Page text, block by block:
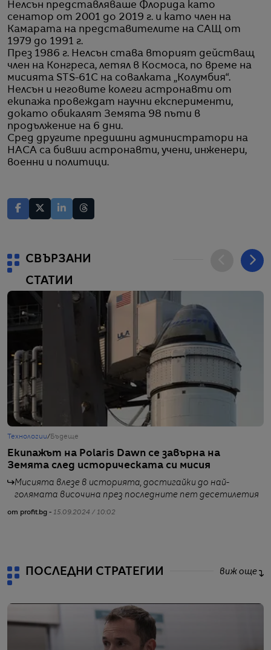
Нелсън представляваше Флорида като
сенатор от 2001 до 2019 г. и като член на
Камарата на представителите на САЩ от
1979 до 1991 г.
През 1986 г. Нелсън става вторият действащ
член на Конгреса, летял в Космоса, по време на
мисията STS-61C на совалката „Колумбия“.
Нелсън и неговите колеги астронавти от
екипажа провеждат научни експерименти,
докато обикалят Земята 98 пъти в
продължение на 6 дни.
Сред другите предишни администратори на
НАСА са бивши астронавти, учени, инженери,
военни и политици.
СВЪРЗАНИ
СТАТИИ
Технологии/ Бъдеще
Екипажът на Polaris Dawn се завърна на
Земята след историческата си мисия
Мисията влезе в историята, достигайки до най-
голямата височина през последните пет десетилетия
от profit.bg - 15.09.2024 / 10:02
ПОСЛЕДНИ СТРАТЕГИИ виж още